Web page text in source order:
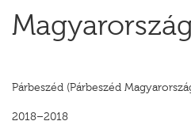
Párbeszéd (Párbeszéd
2018–2018